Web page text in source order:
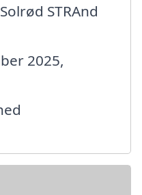
STRAnd
2025,